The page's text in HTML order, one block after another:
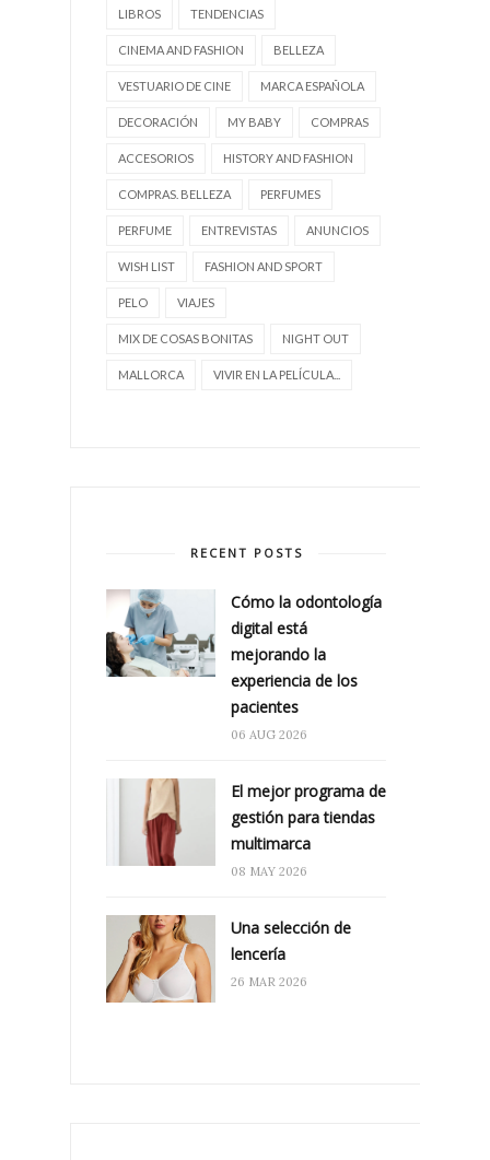
LIBROS TENDENCIAS
CINEMA AND FASHION BELLEZA
VESTUARIO DE CINE MARCA ESPAÑOLA
DECORACIÓN MY BABY COMPRAS
ACCESORIOS HISTORY AND FASHION
COMPRAS. BELLEZA PERFUMES
PERFUME ENTREVISTAS ANUNCIOS
WISH LIST FASHION AND SPORT
PELO VIAJES
MIX DE COSAS BONITAS NIGHT OUT
MALLORCA VIVIR EN LA PELÍCULA...
RECENT POSTS
Cómo la odontología
digital está
mejorando la
experiencia de los
pacientes
06 AUG 2026
El mejor programa de
gestión para tiendas
multimarca
08 MAY 2026
Una selección de
lencería
26 MAR 2026